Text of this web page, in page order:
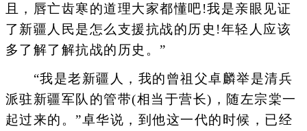
且，唇亡齿寒的道理大家都懂吧!我是亲眼见证
了新疆人民是怎么支援抗战的历史!年轻人应该
多了解了解抗战的历史。”
“我是老新疆人，我的曾祖父卓麟举是清兵
派驻新疆军队的管带(相当于营长)，随左宗棠一
起过来的。”卓华说，到他这一代的时候，已经